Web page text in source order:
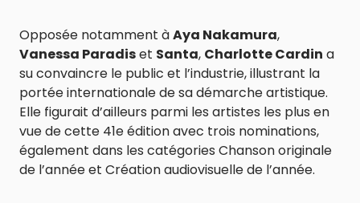
Opposée notamment àAya Nakamura,
Vanessa Paradiset Santa, Charlotte Cardin a
su convaincre le public et l’industrie, illustrant la
portée internationale de sa démarche artistique.
Elle figurait d’ailleurs parmi les artistes les plus en
vue de cette 41e édition avec trois nominations,
également dans les catégories Chanson originale
de l’année et Création audiovisuelle de l’année.